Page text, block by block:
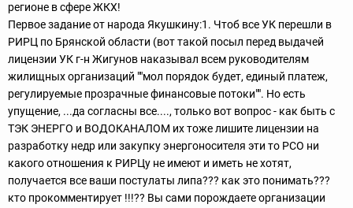
регионе в сфере ЖКХ!
Первое задание от народа Якушкину:1. Чтоб все УК перешли в
РИРЦ по Брянской области (вот такой посыл перед выдачей
лицензии УК г-н Жигунов наказывал всем руководителям
жилищных организаций ""мол порядок будет, единый платеж,
регулируемые прозрачные финансовые потоки"". Но есть
упущение, ...да согласны все...., только вот вопрос - как быть с
ТЭК ЭНЕРГО и ВОДОКАНАЛОМ их тоже лишите лицензии на
разработку недр или закупку энергоносителя эти то РСО ни
какого отношения к РИРЦу не имеют и иметь не хотят,
получается все ваши постулаты липа??? как это понимать???
кто прокомментирует !!!?? Вы сами порождаете организации